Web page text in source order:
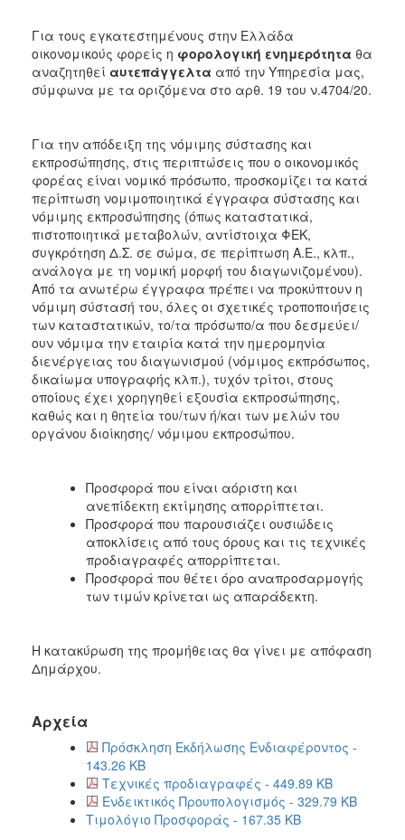
Για τους εγκατεστημένους στην Ελλάδα
οικονομικούς φορείς η φορολογική ενημερότητα θα
αναζητηθεί αυτεπάγγελτα από την Υπηρεσία μας,
σύμφωνα με τα οριζόμενα στο αρθ. 19 του ν.4704/20.
Για την απόδειξη της νόμιμης σύστασης και
εκπροσώπησης, στις περιπτώσεις που ο οικονομικός
φορέας είναι νομικό πρόσωπο, προσκομίζει τα κατά
περίπτωση νομιμοποιητικά έγγραφα σύστασης και
νόμιμης εκπροσώπησης (όπως καταστατικά,
πιστοποιητικά μεταβολών, αντίστοιχα ΦΕΚ,
συγκρότηση Δ.Σ. σε σώμα, σε περίπτωση Α.Ε., κλπ.,
ανάλογα με τη νομική μορφή του διαγωνιζομένου).
Από τα ανωτέρω έγγραφα πρέπει να προκύπτουν η
νόμιμη σύστασή του, όλες οι σχετικές τροποποιήσεις
των καταστατικών, το/τα πρόσωπο/α που δεσμεύει/
ουν νόμιμα την εταιρία κατά την ημερομηνία
διενέργειας του διαγωνισμού (νόμιμος εκπρόσωπος,
δικαίωμα υπογραφής κλπ.), τυχόν τρίτοι, στους
οποίους έχει χορηγηθεί εξουσία εκπροσώπησης,
καθώς και η θητεία του/των ή/και των μελών του
οργάνου διοίκησης/ νόμιμου εκπροσώπου.
Προσφορά που είναι αόριστη και
ανεπίδεκτη εκτίμησης απορρίπτεται.
Προσφορά που παρουσιάζει ουσιώδεις
αποκλίσεις από τους όρους και τις τεχνικές
προδιαγραφές απορρίπτεται.
Προσφορά που θέτει όρο αναπροσαρμογής
των τιμών κρίνεται ως απαράδεκτη.
Η κατακύρωση της προμήθειας θα γίνει με απόφαση
Δημάρχου.
Αρχεία
Πρόσκληση Εκδήλωσης Ενδιαφέροντος -
143.26 KB
Τεχνικές προδιαγραφές - 449.89 KB
Ενδεικτικός Προυπολογισμός - 329.79 KB
Τιμολόγιο Προσφοράς - 167.35 KB